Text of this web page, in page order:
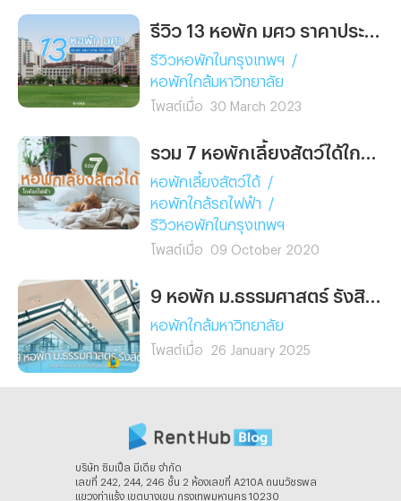
รีวิวหอพักในกรุงเทพฯ
/
หอพักใกล้มหาวิทยาลัย
โพสต์เมื่อ 30 March 2023
หอพักเลี้ยงสัตว์ได้
/
หอพักใกล้รถไฟฟ้า
/
รีวิวหอพักในกรุงเทพฯ
โพสต์เมื่อ 09 October 2020
หอพักใกล้มหาวิทยาลัย
โพสต์เมื่อ 26 January 2025
บริษัท ซิมเปิ้ล มีเดีย จํากัด
เลขที่ 242, 244, 246 ชั้น 2 ห้องเลขที่ A210A ถนนวัชรพล
แขวงท่าแร้ง เขตบางเขน กรุงเทพมหานคร 10230